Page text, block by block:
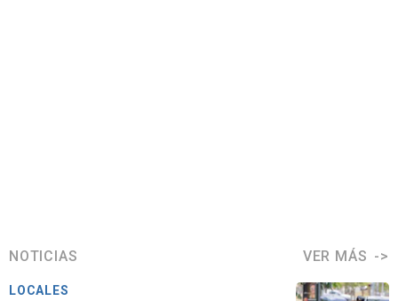
NOTICIAS VER MÁS
LOCALES